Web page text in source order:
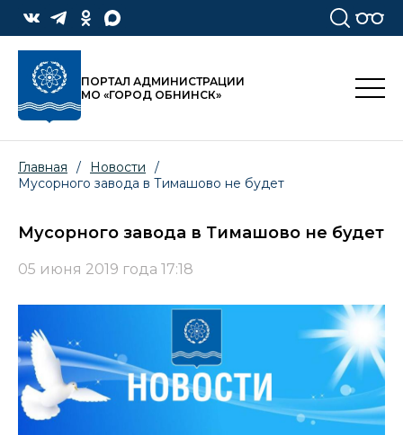
ПОРТАЛ АДМИНИСТРАЦИИ
МО «ГОРОД ОБНИНСК»
Главная / Новости
/
Мусорного завода в Тимашово не будет
Мусорного завода в Тимашово не будет
05 июня 2019 года 17:18